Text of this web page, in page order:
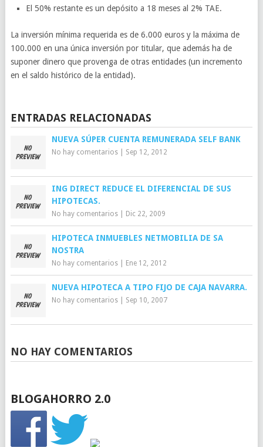
El 50% restante es un depósito a 18 meses al 2% TAE.
La inversión mínima requerida es de 6.000 euros y la máxima de
100.000 en una única inversión por titular, que además ha de
suponer dinero que provenga de otras entidades (un incremento
en el saldo histórico de la entidad).
ENTRADAS RELACIONADAS
NUEVA SÚPER CUENTA REMUNERADA SELF BANK
No hay comentarios| Sep 12, 2012
ING DIRECT REDUCE EL DIFERENCIAL DE SUS
HIPOTECAS.
No hay comentarios| Dic 22, 2009
HIPOTECA INMUEBLES NETMOBILIA DE SA
NOSTRA
No hay comentarios| Ene 12, 2012
NUEVA HIPOTECA A TIPO FIJO DE CAJA NAVARRA.
No hay comentarios| Sep 10, 2007
NO HAY COMENTARIOS
BLOGAHORRO 2.0